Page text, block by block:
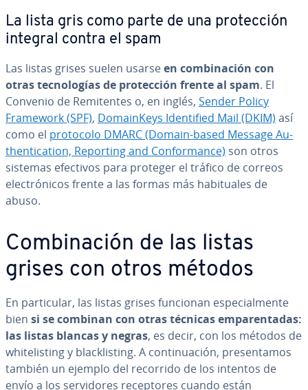
La lista gris como parte de una pro­te­c­ción
integral contra el spam
Las listas grises suelen usarseen co­m­bi­na­ción con
otras te­c­no­lo­gías de pro­te­c­ción frente al spam. El
Convenio de Re­mi­te­n­tes o, en inglés, Sender Policy
Framework (SPF), Do­mai­n­Ke­ys Ide­n­ti­fied Mail (DKIM) así
como el protocolo DMARC (Domain-based Message Au­
the­n­ti­ca­tion, Reporting and Co­n­fo­r­ma­n­ce) son otros
sistemas efectivos para proteger el tráfico de correos
ele­c­tró­ni­cos frente a las formas más ha­bi­tua­les de
abuso.
Co­m­bi­na­ción de las listas
grises con otros métodos
En pa­r­ti­cu­lar, las listas grises funcionan es­pe­cia­l­me­n­te
bien si se combinan con otras técnicas em­pa­re­n­ta­das:
las listas blancas y negras, es decir, con los métodos de
whi­te­li­s­ti­ng y bla­c­kli­s­ti­ng. A co­n­ti­nua­ción, pre­se­n­ta­mos
también un ejemplo del recorrido de los intentos de
envío a los se­r­vi­do­res re­ce­p­to­res cuando están